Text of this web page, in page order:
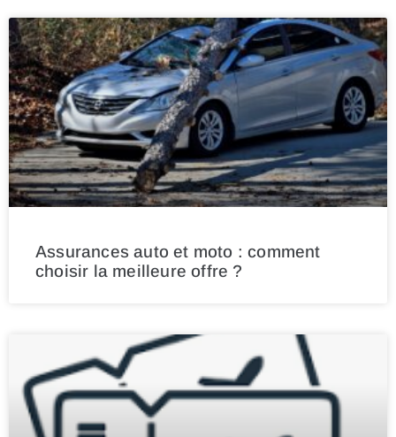
Assurances auto et moto : comment
choisir la meilleure offre ?